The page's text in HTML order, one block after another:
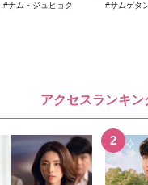
ナム・ジュヒョク
サムゲタ
アクセスランキン